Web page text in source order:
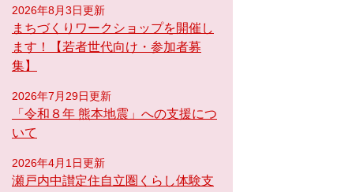
2026年8月3日更新
まちづくりワークショップを開催し
ます！【若者世代向け・参加者募
集】
2026年7月29日更新
「令和８年 熊本地震」への支援につ
いて
2026年4月1日更新
瀬戸内中讃定住自立圏くらし体験支